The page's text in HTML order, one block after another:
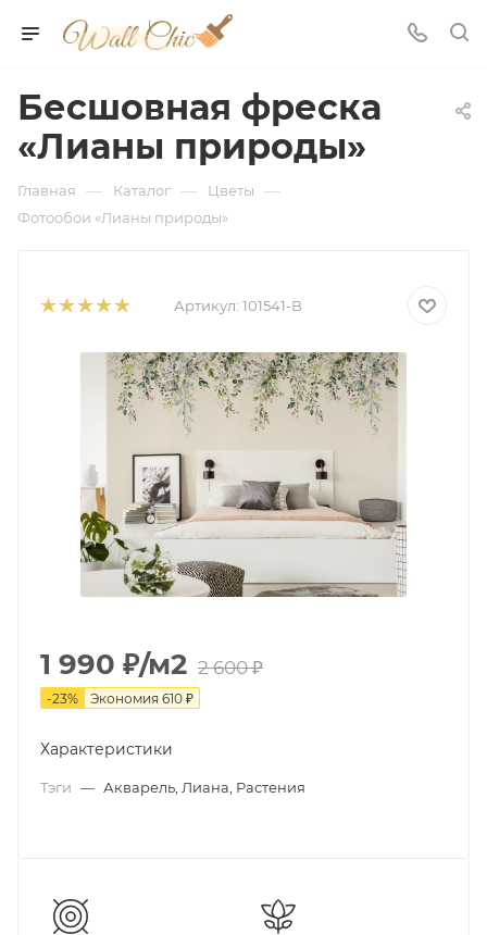
Бесшовная фреска
«Лианы природы»
Главная — Каталог — Цветы —
Фотообои «Лианы природы»
Артикул: 101541-B
1 990 ₽/м2 2 600₽
-23% Экономия 610 ₽
Характеристики
Тэги — Акварель, Лиана, Растения